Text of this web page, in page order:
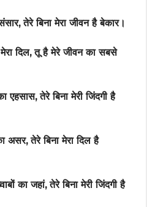
तेरे बिना मेरा जीवन है बेकार।
दिल, तू है मेरे जीवन का सबसे
एहसास, तेरे बिना मेरी जिंदगी है
असर, तेरे बिना मेरा दिल है
का जहां, तेरे बिना मेरी जिंदगी है